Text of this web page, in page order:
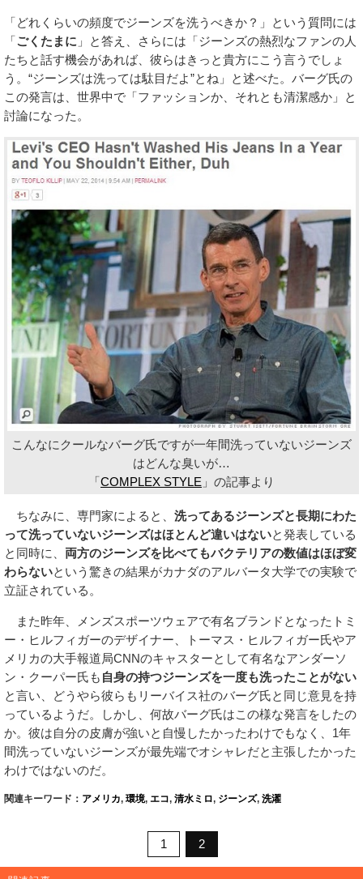
「どれくらいの頻度でジーンズを洗うべきか？」という質問には
「ごくたまに 」と答え、さらには「ジーンズの熱烈なファンの人
たちと話す機会があれば、彼らはきっと貴方にこう言うでしょ
う。“ジーンズは洗っては駄目だよ”とね」と述べた。バーグ氏の
この発言は、世界中で「ファッションか、それとも清潔感か」と
討論になった。
こんなにクールなバーグ氏ですが一年間洗っていないジーンズ
はどんな臭いが…
「COMPLEX STYLE 」の記事より
ちなみに、専門家によると、 洗ってあるジーンズと長期にわた
って洗っていないジーンズはほとんど違いはないと発表している
と同時に、 両方のジーンズを比べてもバクテリアの数値はほぼ変
わらないという驚きの結果がカナダのアルバータ大学での実験で
立証されている。
また昨年、メンズスポーツウェアで有名ブランドとなったトミ
ー・ヒルフィガーのデザイナー、トーマス・ヒルフィガー氏やア
メリカの大手報道局CNNのキャスターとして有名なアンダーソ
ン・クーパー氏も 自身の持つジーンズを一度も洗ったことがない
と言い、どうやら彼らもリーバイス社のバーグ氏と同じ意見を持
っているようだ。しかし、何故バーグ氏はこの様な発言をしたの
か。彼は自分の皮膚が強いと自慢したかったわけでもなく、1年
間洗っていないジーンズが最先端でオシャレだと主張したかった
わけではないのだ。
関連キーワード： アメリカ, 環境, エコ, 清水ミロ, ジーンズ, 洗濯
1 2